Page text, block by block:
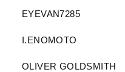
EYEVAN7285
I.ENOMOTO
OLIVER GOLDSMITH